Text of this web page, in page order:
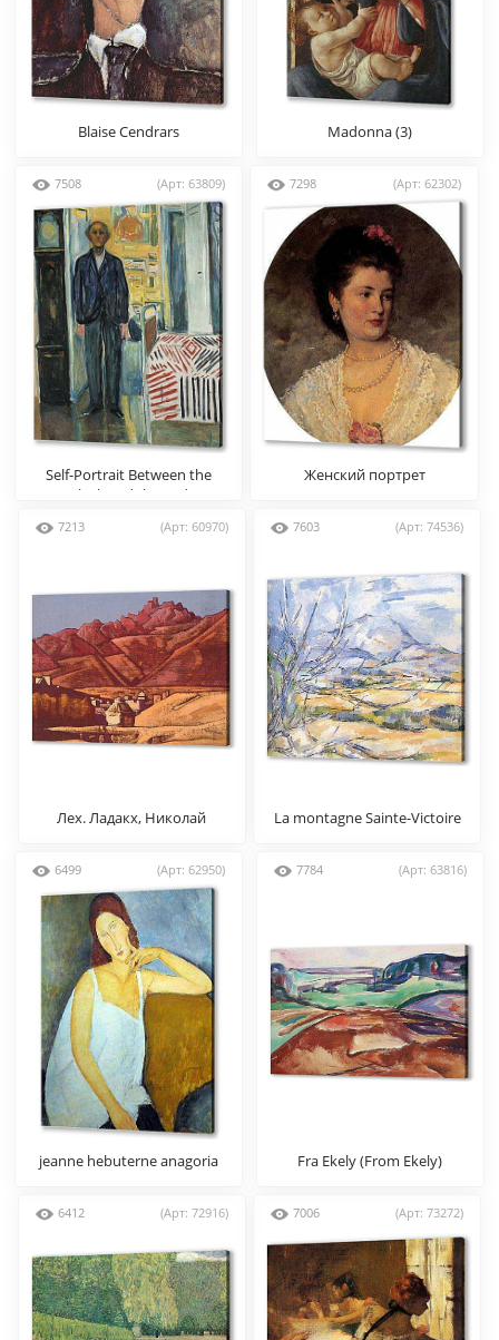
Blaise Cendrars Madonna (3)
7508 (Арт: 63809)
Self-Portrait Between the
Clock and the Bed
7298 (Арт: 62302)
Женский портрет
7213 (Арт: 60970)
Лех. Ладакх, Николай
7603 (Арт: 74536)
La montagne Sainte-Victoire
6499 (Арт: 62950)
jeanne hebuterne anagoria
7784 (Арт: 63816)
Fra Ekely (From Ekely)
6412 (Арт: 72916) 7006 (Арт: 73272)